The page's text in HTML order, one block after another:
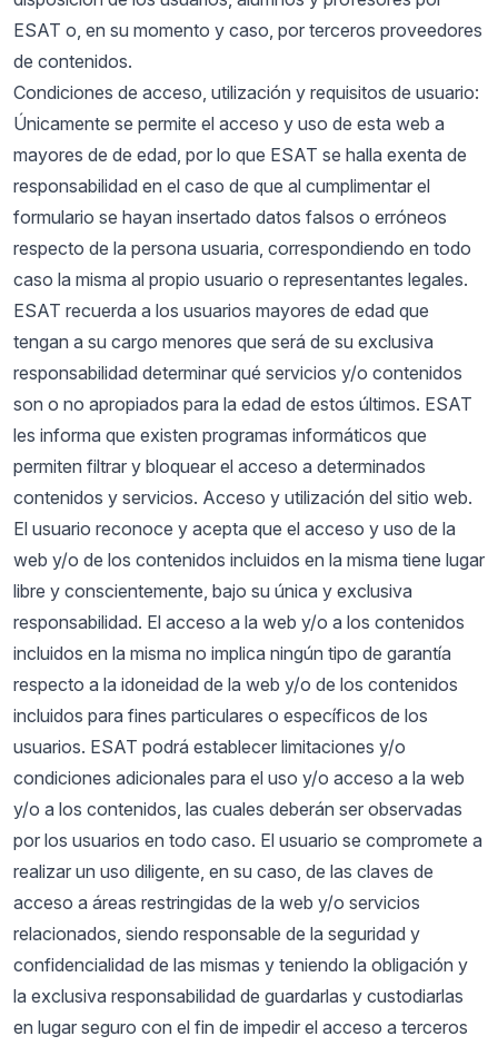
ESAT o, en su momento y caso, por terceros proveedores
de contenidos.
Condiciones de acceso, utilización y requisitos de usuario:
Únicamente se permite el acceso y uso de esta web a
mayores de de edad, por lo que ESAT se halla exenta de
responsabilidad en el caso de que al cumplimentar el
formulario se hayan insertado datos falsos o erróneos
respecto de la persona usuaria, correspondiendo en todo
caso la misma al propio usuario o representantes legales.
ESAT recuerda a los usuarios mayores de edad que
tengan a su cargo menores que será de su exclusiva
responsabilidad determinar qué servicios y/o contenidos
son o no apropiados para la edad de estos últimos. ESAT
les informa que existen programas informáticos que
permiten filtrar y bloquear el acceso a determinados
contenidos y servicios. Acceso y utilización del sitio web.
El usuario reconoce y acepta que el acceso y uso de la
web y/o de los contenidos incluidos en la misma tiene lugar
libre y conscientemente, bajo su única y exclusiva
responsabilidad. El acceso a la web y/o a los contenidos
incluidos en la misma no implica ningún tipo de garantía
respecto a la idoneidad de la web y/o de los contenidos
incluidos para fines particulares o específicos de los
usuarios. ESAT podrá establecer limitaciones y/o
condiciones adicionales para el uso y/o acceso a la web
y/o a los contenidos, las cuales deberán ser observadas
por los usuarios en todo caso. El usuario se compromete a
realizar un uso diligente, en su caso, de las claves de
acceso a áreas restringidas de la web y/o servicios
relacionados, siendo responsable de la seguridad y
confidencialidad de las mismas y teniendo la obligación y
la exclusiva responsabilidad de guardarlas y custodiarlas
en lugar seguro con el fin de impedir el acceso a terceros